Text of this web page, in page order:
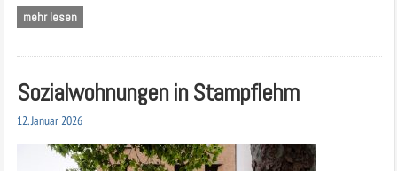
mehr lesen
Sozialwohnungen in Stampflehm
12. Januar 2026